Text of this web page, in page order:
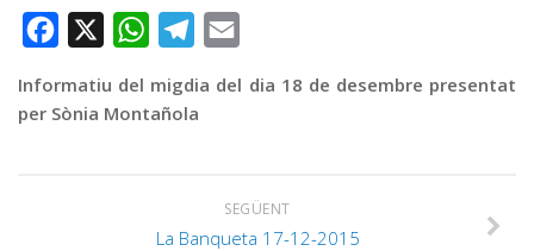
Facebook WhatsAppTelegram
Informatiu del migdia del dia 18 de desembre presentat
per Sònia Montañola
SEGÜENT
La Banqueta 17-12-2015